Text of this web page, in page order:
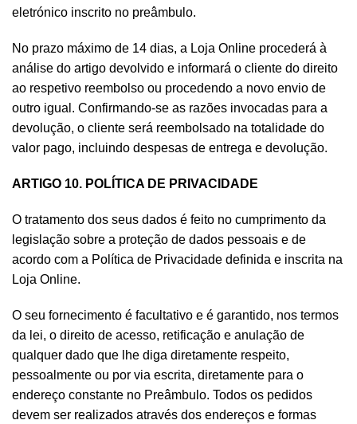
eletrónico inscrito no preâmbulo.
No prazo máximo de 14 dias, a Loja Online procederá à
análise do artigo devolvido e informará o cliente do direito
ao respetivo reembolso ou procedendo a novo envio de
outro igual. Confirmando-se as razões invocadas para a
devolução, o cliente será reembolsado na totalidade do
valor pago, incluindo despesas de entrega e devolução.
ARTIGO 10. POLÍTICA DE PRIVACIDADE
O tratamento dos seus dados é feito no cumprimento da
legislação sobre a proteção de dados pessoais e de
acordo com a Política de Privacidade definida e inscrita na
Loja Online.
O seu fornecimento é facultativo e é garantido, nos termos
da lei, o direito de acesso, retificação e anulação de
qualquer dado que lhe diga diretamente respeito,
pessoalmente ou por via escrita, diretamente para o
endereço constante no Preâmbulo. Todos os pedidos
devem ser realizados através dos endereços e formas